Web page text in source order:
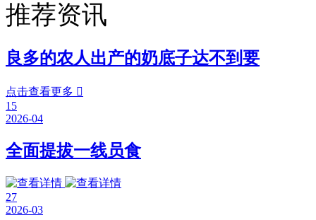
推荐资讯
良多的农人出产的奶底子达不到要
点击查看更多 
15
2026-04
全面提拔一线员食
27
2026-03